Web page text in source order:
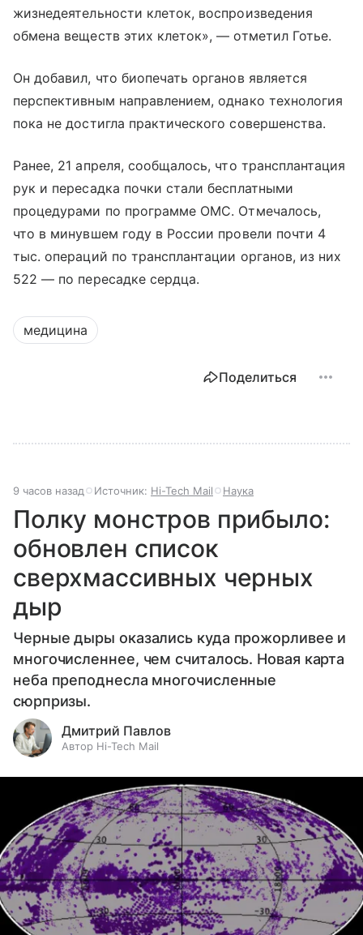
жизнедеятельности клеток, воспроизведения
обмена веществ этих клеток», — отметил Готье.
Он добавил, что биопечать органов является
перспективным направлением, однако технология
пока не достигла практического совершенства.
Ранее, 21 апреля, сообщалось, что трансплантация
рук и пересадка почки стали бесплатными
процедурами по программе ОМС. Отмечалось,
что в минувшем году в России провели почти 4
тыс. операций по трансплантации органов, из них
522 — по пересадке сердца.
медицина
Поделиться
9 часов назад Источник: Hi-Tech Mail Наука
Полку монстров прибыло:
обновлен список
сверхмассивных черных
дыр
Черные дыры оказались куда прожорливее и
многочисленнее, чем считалось. Новая карта
неба преподнесла многочисленные
сюрпризы.
Дмитрий Павлов
Автор Hi-Tech Mail